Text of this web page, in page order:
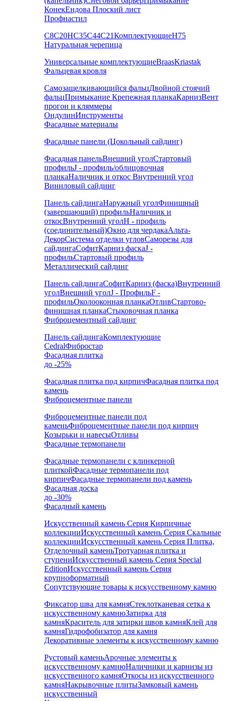
КонекЕндова Плоский лист
Профнастил
С8С20НС35С44С21КомплектующиеН75
Натуральная черепица
Универсальные комплектующиеBraasKriastak
Фальцевая кровля
Самозащелкивающийся фальцДвойной стоячий
фальцПримыкание Крепежная планкаКарнизВент
прогон и кляммеры
ОндулинИнструменты
Фасадные материалы
Фасадные панели (Цокольный сайдинг)
Фасадная панельВнешний уголСтартовый
профильJ - профиль/облицовочная
планкаНаличник и откос Внутренний угол
Виниловый сайдинг
Панель сайдингаНаружный уголФинишный
(завершающий) профильНаличник и
откосВнутренний уголH - профиль
(соединительный)Окно для чердакаАльта-
ДекорСистема отделки угловСаморезы для
сайдингаСофитКарниз фаскаJ -
профильСтартовый профиль
Металлический сайдинг
Панель сайдингаСофитКарниз (фаска)Внутренний
уголВнешний уголJ - ПрофильF -
профильОколооконная планкаОтливСтартово-
финишная планкаСтыковочная планка
Фиброцементный сайдинг
Панель сайдингаКомплектующие
CedralФибростар
Фасадная плитка
до -25%
Фасадная плитка под кирпичФасадная плитка под
камень
Фиброцементные панели
Фиброцементные панели под
каменьФиброцементные панели под кирпич
Козырьки и навесыОтливы
Фасадные термопанели
Фасадные термопанели с клинкерной
плиткойФасадные термопанели под
кирпичФасадные термопанели под камень
Фасадная доска
до -30%
Фасадный камень
Искусственный камень Серия Кирпичные
коллекцииИскусственный камень Серия Скальные
коллекцииИскусственный камень Серия Плитка,
Отделочный каменьТротуарная плитка и
ступениИскусственный камень Серия Special
EditionИскусственный камень Серия
крупноформатный
Сопутствующие товары к искусственному камню
Фиксатор шва для камняСтеклотканевая сетка к
искусственному камнюЗатирка для
камняКраситель для затирки швов камняКлей для
камняГидрофобизатор для камня
Декоративные элементы к искусственному камню
Рустовый каменьАрочные элементы к
искусственному камнюНаличники и карнизы из
искусственного камняОткосы из искусственного
камняНакрывочные плитыЗамковый камень
искусственный